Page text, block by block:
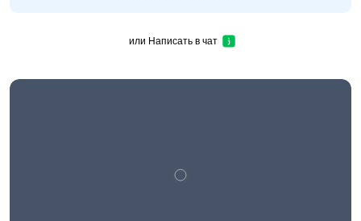
или Написать в чат